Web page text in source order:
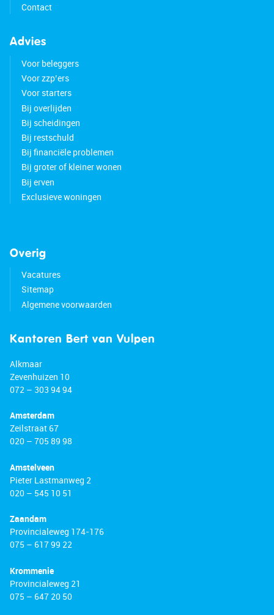
Contact
Advies
Voor beleggers
Voor zzp’ers
Voor starters
Bij overlijden
Bij scheidingen
Bij restschuld
Bij financiële problemen
Bij groter of kleiner wonen
Bij erven
Exclusieve woningen
Overig
Vacatures
Sitemap
Algemene voorwaarden
Kantoren Bert van Vulpen
Alkmaar
Zevenhuizen 10
072 – 303 94 94
Amsterdam
Zeilstraat 67
020 – 705 89 98
Amstelveen
Pieter Lastmanweg 2
020 – 545 10 51
Zaandam
Provincialeweg 174-176
075 – 617 99 22
Krommenie
Provincialeweg 21
075 – 647 20 50